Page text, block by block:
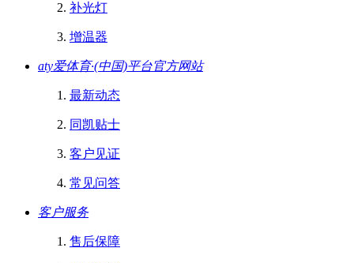
补光灯
增温器
aty爱体育·(中国)平台官方网站
最新动态
同凯贴士
客户见证
常见问答
客户服务
售后保障